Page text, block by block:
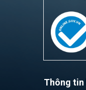
Thông tin